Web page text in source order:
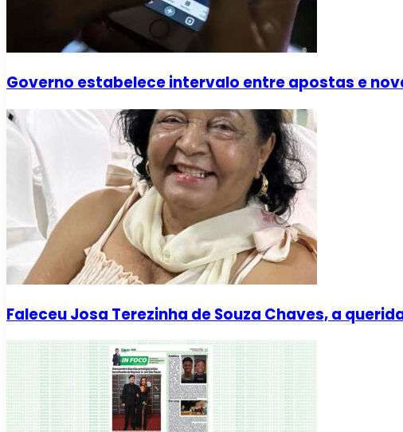
Governo estabelece intervalo entre apostas e
Faleceu Josa Terezinha de Souza Chaves, a